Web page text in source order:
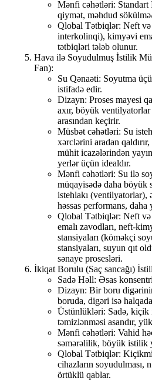
Mənfi cəhətləri:
qiymət, məhdud
Qlobal Tətbiqlər: Neft və
interkolinqi), kimyəvi
tətbiqləri tələb olunur.
Hava ilə Soyudulmuş İstilik
Fan):
Su Qənaəti: Soyutma
istifadə edir.
Dizayn: Proses mayesi
axır, böyük ventilyatorlar
arasından keçirir.
Müsbət cəhətləri: Su
xərclərini aradan
mühit icazələrindən
yerlər üçün idealdır.
Mənfi cəhətləri: Su ilə
müqayisədə daha böyük
istehlakı (ventilyatorlar),
həssas performans,
Qlobal Tətbiqlər: Neft və
emalı zavodları, neft-
stansiyaları (köməkçi
stansiyaları, suyun qıt
sənaye prosesləri.
İkiqat Borulu (Saç sancağı)
Sadə Həll: Əsas
Dizayn: Bir boru
boruda, digəri isə halqada
Üstünlükləri: Sadə, kiçik
təmizlənməsi asandır,
Mənfi cəhətləri: Vahid
səmərəlilik, böyük istilik
Qlobal Tətbiqlər:
cihazların soyudulması,
örtüklü qablar.